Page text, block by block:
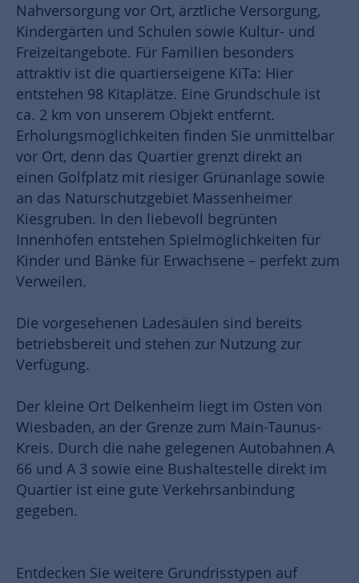
Nahversorgung vor Ort, ärztliche Versorgung,
Kindergärten und Schulen sowie Kultur- und
Freizeitangebote. Für Familien besonders
attraktiv ist die quartierseigene KiTa: Hier
entstehen 98 Kitaplätze. Eine Grundschule ist
ca. 2 km von unserem Objekt entfernt.
Erholungsmöglichkeiten finden Sie unmittelbar
vor Ort, denn das Quartier grenzt direkt an
einen Golfplatz mit riesiger Grünanlage sowie
an das Naturschutzgebiet Massenheimer
Kiesgruben. In den liebevoll begrünten
Innenhöfen entstehen Spielmöglichkeiten für
Kinder und Bänke für Erwachsene – perfekt zum
Verweilen.
Die vorgesehenen Ladesäulen sind bereits
betriebsbereit und stehen zur Nutzung zur
Verfügung.
Der kleine Ort Delkenheim liegt im Osten von
Wiesbaden, an der Grenze zum Main-Taunus-
Kreis. Durch die nahe gelegenen Autobahnen A
66 und A 3 sowie eine Bushaltestelle direkt im
Quartier ist eine gute Verkehrsanbindung
gegeben.
Entdecken Sie weitere Grundrisstypen auf